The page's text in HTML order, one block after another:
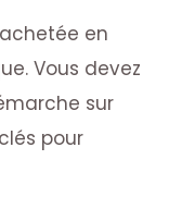
en
Vous devez
sur
pour